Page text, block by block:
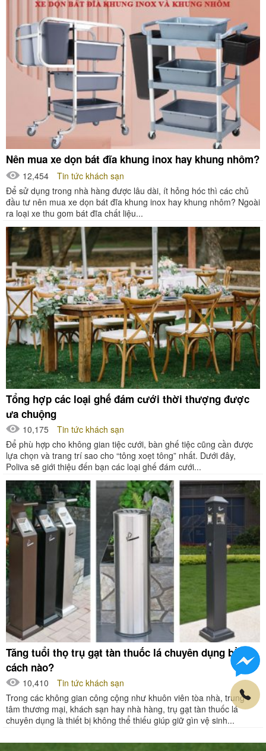
Nên mua xe dọn bát đĩa khung inox hay khung nhôm?
12,454
Tin tức khách sạn
Để sử dụng trong nhà hàng được lâu dài, ít hỏng hóc thì các chủ
đầu tư nên mua xe dọn bát đĩa khung inox hay khung nhôm? Ngoài
ra loại xe thu gom bát đĩa chất liệu...
Tổng hợp các loại ghế đám cưới thời thượng được
ưa chuộng
10,175
Tin tức khách sạn
Để phù hợp cho không gian tiệc cưới, bàn ghế tiệc cũng cần được
lựa chọn và trang trí sao cho “tông xoẹt tông” nhất. Dưới đây,
Poliva sẽ giới thiệu đến bạn các loại ghế đám cưới...
Tăng tuổi thọ trụ gạt tàn thuốc lá chuyên dụng bằng
cách nào?
10,410
Tin tức khách sạn
Trong các không gian công cộng như khuôn viên tòa nhà, trung
tâm thương mại, khách sạn hay nhà hàng, trụ gạt tàn thuốc lá
chuyên dụng là thiết bị không thể thiếu giúp giữ gìn vệ sinh...